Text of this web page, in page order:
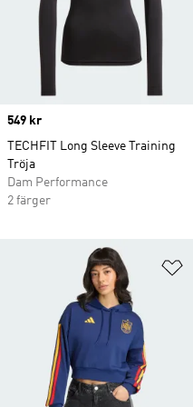
Price
549 kr
TECHFIT Long Sleeve Training
Tröja
Dam Performance
2 färger